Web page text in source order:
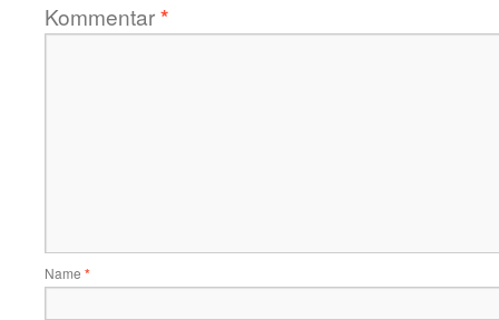
Kommentar*
Name *